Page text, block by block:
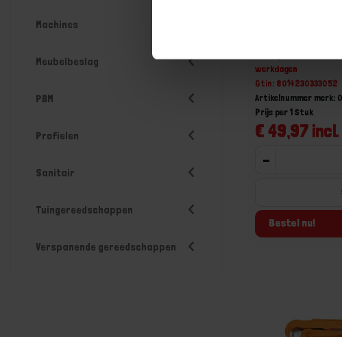
Machines
Meubelbeslag
PBM
Profielen
Sanitair
Tuingereedschappen
Verspanende gereedschappen
BETA
werkdagen
Gtin: 8014230333052
Artikelnummer merk:
€ 49,97 incl.
Prijs per 1 Stuk
-
Bestel nu!